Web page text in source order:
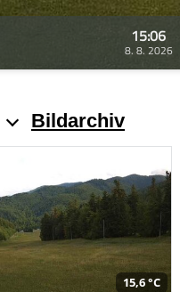
15:06
8. 8. 2026
Bildarchiv
15,6 °C